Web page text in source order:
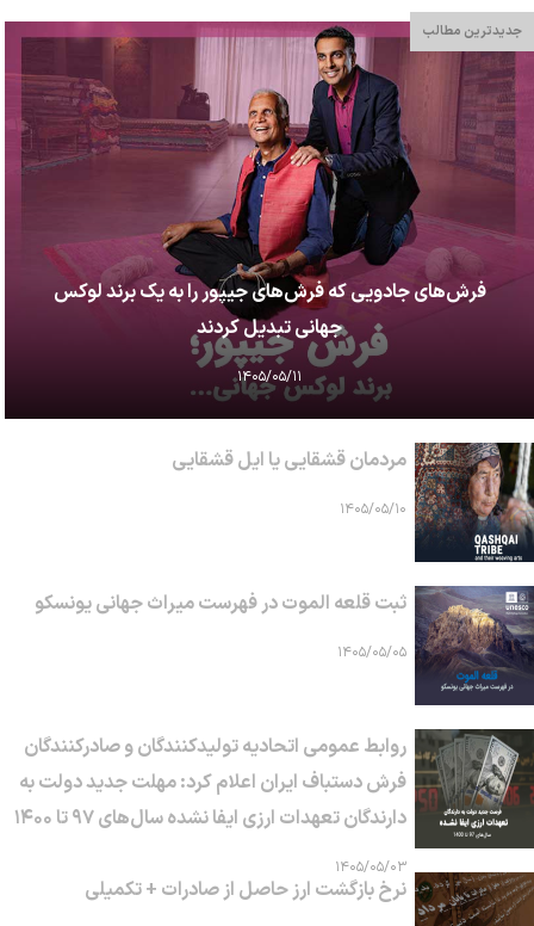
جدیدترین مطالب
فرش‌های جادویی که فرش‌های جیپور را به یک برند لوکس
جهانی تبدیل کردند
۱۴۰۵/۰۵/۱۱
مردمان قشقایی یا ایل قشقایی
۱۴۰۵/۰۵/۱۰
ثبت قلعه الموت در فهرست میراث جهانی یونسکو
۱۴۰۵/۰۵/۰۵
روابط عمومی اتحادیه تولیدکنندگان و صادرکنندگان
فرش دستباف ایران اعلام کرد: مهلت جدید دولت به
دارندگان تعهدات ارزی ایفا نشده سال‌های ۹۷ تا ۱۴۰۰
۱۴۰۵/۰۵/۰۳
نرخ بازگشت ارز حاصل از صادرات + تکمیلی